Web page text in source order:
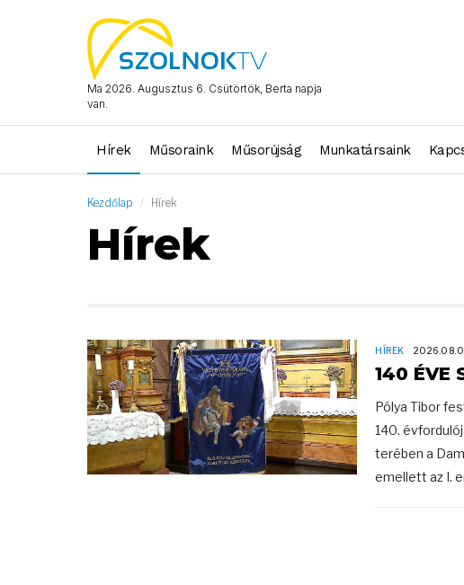
Ma 2026. Augusztus 6. Csütörtök, Berta napja
van.
Hírek Műsoraink Műsorújság Munkatársaink
Kezdőlap Hírek
Hírek
HÍREK
140 ÉVE
Pólya Tibor
140.
terében a
emellett az I.